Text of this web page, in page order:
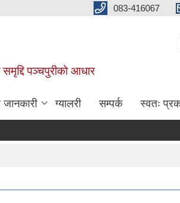
083-416067
पञ्चपुरीको आधार
ग्यालरी सम्पर्क स्वतः